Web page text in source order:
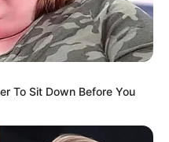
To Sit Down Before You